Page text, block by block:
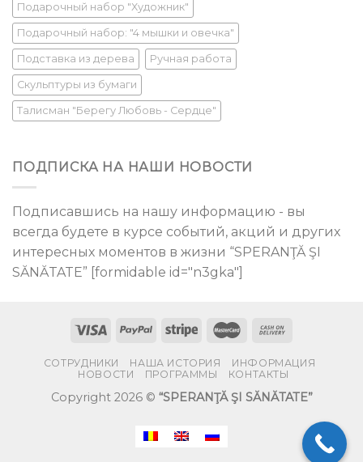
Подарочный набор "Художник"
Подарочный набор: "4 мышки и овечка"
Подставка из дерева Ручная работа
Скульптуры из бумаги
Талисман "Берегу Любовь - Сердце"
ПОДПИСКА НА НАШИ НОВОСТИ
Подписавшись на нашу информацию - вы
всегда будете в курсе событий, акций и других
интересных моментов в жизни “SPERANŢĂ ŞI
SĂNĂTATE” [formidable id="n3gka"]
СОТРУДНИКИ НАША ИСТОРИЯ
ИНФОРМАЦИЯ
НОВОСТИ
ПРОГРАММЫ КОНТАКТЫ
Copyright 2026 © “SPERANŢĂ ŞI SĂNĂTATE”